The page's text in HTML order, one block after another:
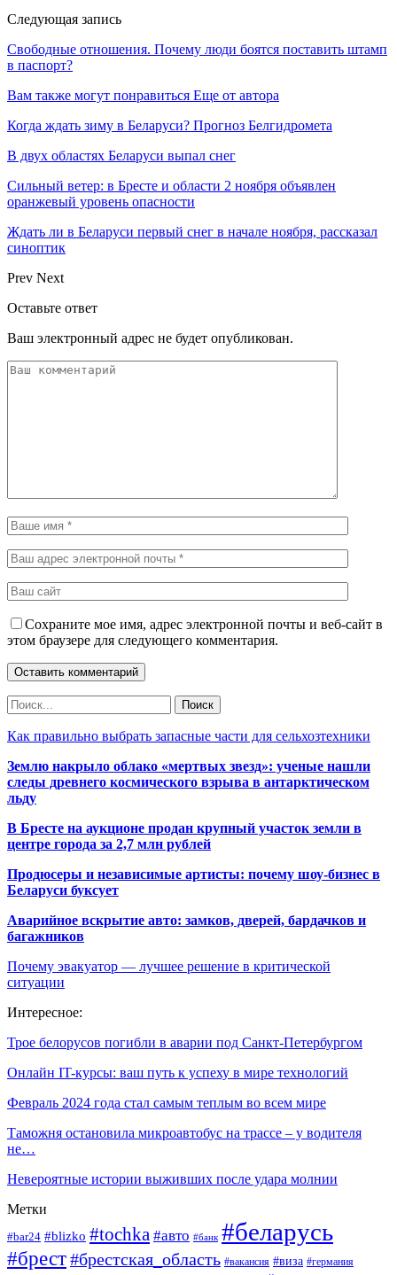
Следующая запись
Свободные отношения. Почему люди боятся поставить штамп
в паспорт?
Вам также могут понравиться Еще от автора
Когда ждать зиму в Беларуси? Прогноз Белгидромета
В двух областях Беларуси выпал снег
Сильный ветер: в Бресте и области 2 ноября объявлен
оранжевый уровень опасности
Ждать ли в Беларуси первый снег в начале ноября, рассказал
синоптик
Prev Next
Оставьте ответ
Ваш электронный адрес не будет опубликован.
Сохраните мое имя, адрес электронной почты и веб-сайт в
этом браузере для следующего комментария.
Как правильно выбрать запасные части для сельхозтехники
Землю накрыло облако «мертвых звезд»: ученые нашли
следы древнего космического взрыва в антарктическом
льду
В Бресте на аукционе продан крупный участок земли в
центре города за 2,7 млн рублей
Продюсеры и независимые артисты: почему шоу-бизнес в
Беларуси буксует
Аварийное вскрытие авто: замков, дверей, бардачков и
багажников
Почему эвакуатор — лучшее решение в критической
ситуации
Интересное:
Трое белорусов погибли в аварии под Санкт-Петербургом
Онлайн IT-курсы: ваш путь к успеху в мире технологий
Февраль 2024 года стал самым теплым во всем мире
Таможня остановила микроавтобус на трассе – у водителя
не…
Невероятные истории выживших после удара молнии
Метки
#bar24 #blizko #tochka #авто #банк #беларусь
#брест#брестская_область #вакансия #виза #германия